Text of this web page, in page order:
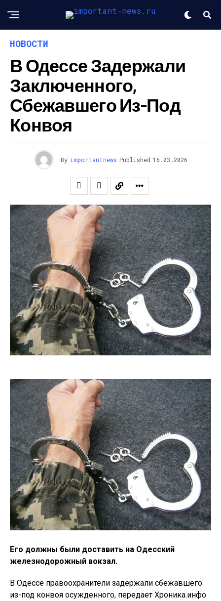
НОВОСТИ
В Одессе Задержали
Заключенного,
Сбежавшего Из-Под
Конвоя
By importantnews Published 16.03.2026
Его должны были доставить на Одесский
железнодорожный вокзал.
В Одессе правоохранители задержали сбежавшего
из-под конвоя осужденного, передает Хроника.инфо